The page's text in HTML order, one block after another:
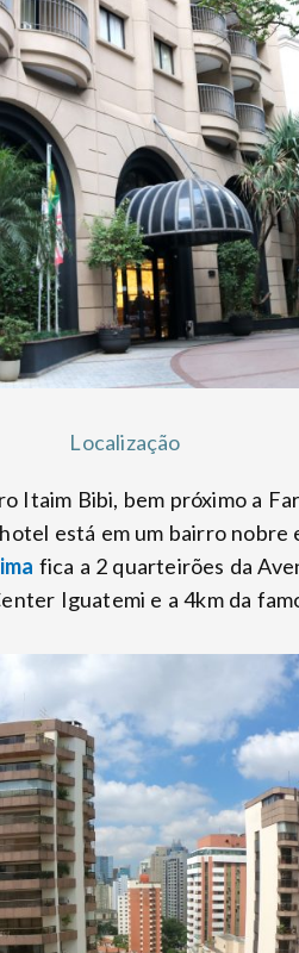
Localização
Itaim Bibi, bem próximo a
está em um bairro nobre
fica a 2 quarteirões da
Iguatemi e a 4km da